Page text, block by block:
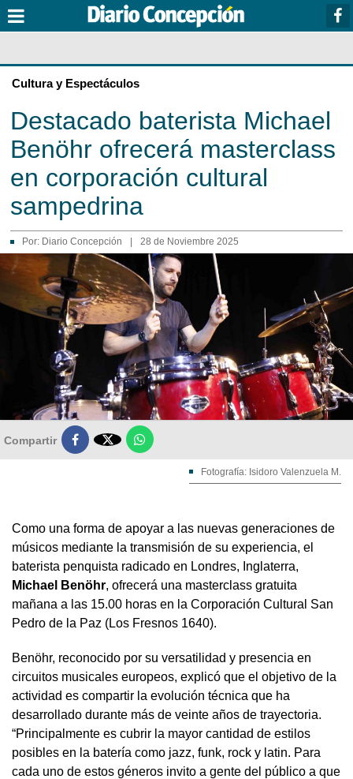
Cultura y Espectáculos
Destacado baterista Michael
Benöhr ofrecerá masterclass
en corporación cultural
sampedrina
Por: Diario Concepción 28 de Noviembre 2025
Compartir 
Fotografía: Isidoro Valenzuela M.
Como una forma de apoyar a las nuevas generaciones de
músicos mediante la transmisión de su experiencia, el
baterista penquista radicado en Londres, Inglaterra,
Michael Benöhr, ofrecerá una masterclass gratuita
mañana a las 15.00 horas en la Corporación Cultural San
Pedro de la Paz (Los Fresnos 1640).
Benöhr, reconocido por su versatilidad y presencia en
circuitos musicales europeos, explicó que el objetivo de la
actividad es compartir la evolución técnica que ha
desarrollado durante más de veinte años de trayectoria.
“Principalmente es cubrir la mayor cantidad de estilos
posibles en la batería como jazz, funk, rock y latin. Para
cada uno de estos géneros invito a gente del público a que